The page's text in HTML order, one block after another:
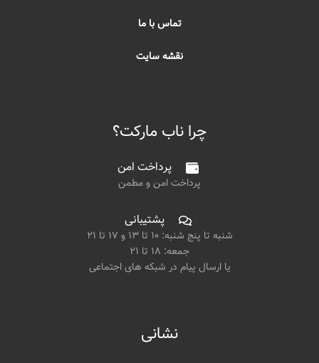
تماس با ما
نقشه سایت
چرا ناب مارکت؟
پرداخت امن
پرداخت امن و مطمن
پشتیبانی
شنبه تا پنج شنبه: ۱۰ تا ۱۳ و ۱۷ تا ۲۱
جمعه: ۱۸ تا ۲۱
یا ارسال پیام در شبکه های اجتماعی
نشانی